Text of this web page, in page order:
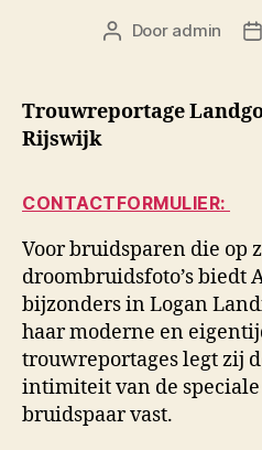
Berichtauteur
Door admin
Trouwreportage
Rijswijk
CONTACTFORMULIER:
Voor bruidsparen die op
droombruidsfoto’s biedt
bijzonders in Logan
haar moderne en
trouwreportages legt zij
intimiteit van de
bruidspaar vast.